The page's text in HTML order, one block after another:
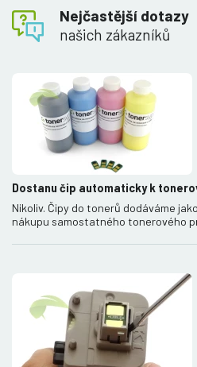
Nejčastější dotazy
našich zákazníků
Dostanu čip automaticky k
Nikoliv. Čipy do tonerů dodáváme
nákupu samostatného tonerového